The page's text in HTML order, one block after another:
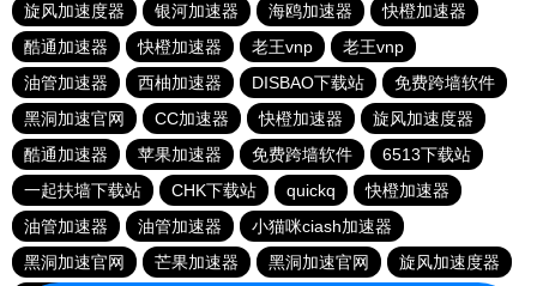
旋风加速度器
银河加速器 海鸥加速器
快橙加速器
酷通加速器
快橙加速器 老王vnp
老王vnp
油管加速器
西柚加速器 DISBAO下载站
免费跨墙软件
黑洞加速官网
CC加速器 快橙加速器
旋风加速度器
酷通加速器
苹果加速器 免费跨墙软件
6513下载站
一起扶墙下载站
CHK下载站 quickq
快橙加速器
油管加速器
油管加速器
小猫咪ciash加速器
黑洞加速官网
芒果加速器 黑洞加速官网 旋风加速度器